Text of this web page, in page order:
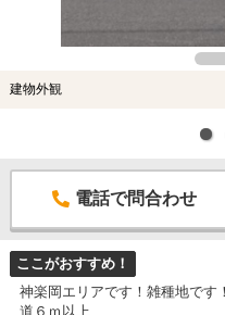
建物外観
電話で問合わせ
ここがおすすめ！
神楽岡エリアです！雑種地です
道６ｍ以上